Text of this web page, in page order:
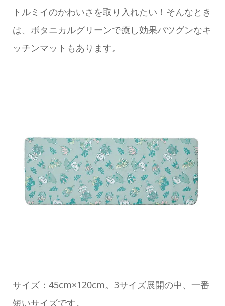
トルミイのかわいさを取り入れたい！そんなとき
は、ボタニカルグリーンで癒し効果バツグンなキ
ッチンマットもあります。
サイズ：45cm×120cm。3サイズ展開の中、一番
短いサイズです。